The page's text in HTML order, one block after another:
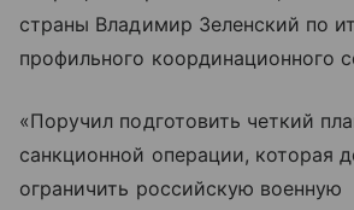
страны Владимир Зеленский по
профильного координационного
«Поручил подготовить четкий
санкционной операции, которая
ограничить российскую военную